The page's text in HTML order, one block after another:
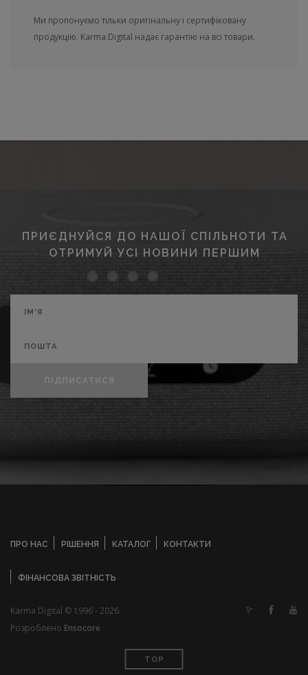
Ми пропонуємо тільки оригінальну і сертифіковану
продукцію. Karma.Digital надає гарантію на всі товари.
ПРИЄДНУЙСЯ ДО НАШОЇ СПІЛЬНОТИ ТА
ОТРИМУЙ УСІ НОВИНИ ПЕРШИМ
ПІДПИСАТИСЯ
ПРО НАС РІШЕННЯ КАТАЛОГ КОНТАКТИ
ФІНАНСОВА ЗВІТНІСТЬ
Karma Digital © 1996 - 2026.
Розроблено Ensocore
TOP